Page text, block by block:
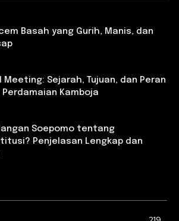
Basah yang Gurih, Manis, dan
Sejarah, Tujuan, dan Peran
Kamboja
Soepomo tentang
Penjelasan Lengkap dan